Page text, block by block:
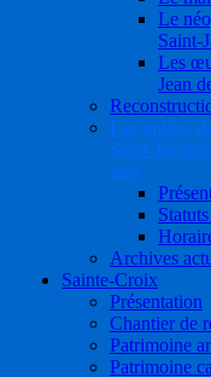
Le
Saint-
Les
Jean
Les guides
Saint-
asbl
Archives
Sainte-Croix
Présentation
Chantier de
Patrimoine
Patrimoine